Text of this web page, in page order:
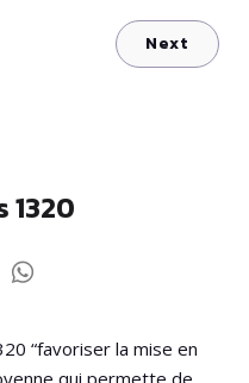
Next
1320
“favoriser la mise en